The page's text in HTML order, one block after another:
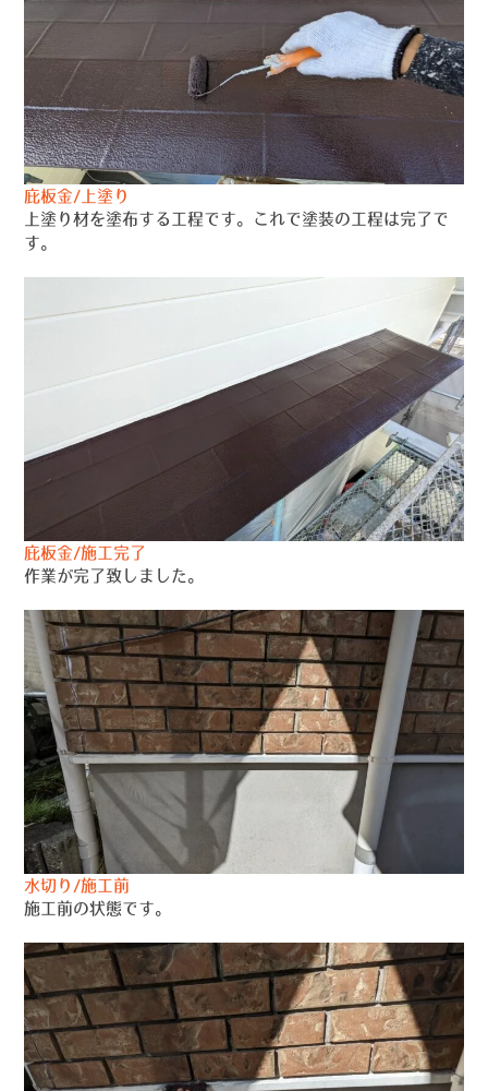
庇板金/上塗り
上塗り材を塗布する工程です。これで塗装の工程は完了で
す。
庇板金/施工完了
作業が完了致しました。
水切り/施工前
施工前の状態です。